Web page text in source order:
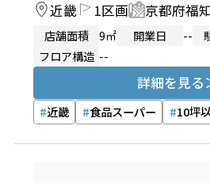
近畿 1区画 京都府福
店舗面積 9㎡ 開業日 --
フロア構造 --
詳細を見る
近畿 食品スーパー 10坪